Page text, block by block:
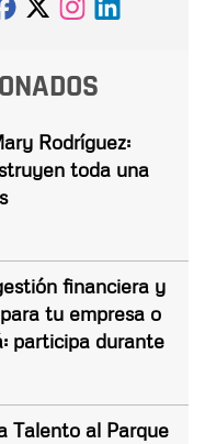
Rodríguez:
toda una
financiera y
tu empresa o
participa durante
Talento al Parque